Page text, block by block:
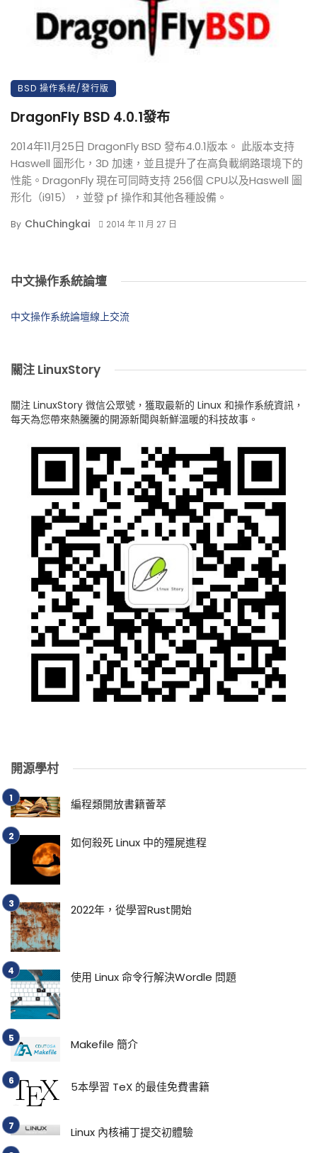
BSD 操作系統/發行版
DragonFly BSD 4.0.1發布
2014年11月25日 DragonFly BSD 發布4.0.1版本。 此版本支持
Haswell 圖形化，3D 加速，並且提升了在高負載網路環境下的
性能。DragonFly 現在可同時支持 256個 CPU以及Haswell 圖
形化（i915），並發 pf 操作和其他各種設備。
By ChuChingkai 2014 年 11 月 27 日
中文操作系統論壇
中文操作系統論壇線上交流
關注 LinuxStory
關注 LinuxStory 微信公眾號，獲取最新的 Linux 和操作系統資訊，
每天為您帶來熱騰騰的開源新聞與新鮮溫暖的科技故事。
開源學村
編程類開放書籍薈萃
如何殺死 Linux 中的殭屍進程
2022年，從學習Rust開始
使用 Linux 命令行解決Wordle 問題
Makefile 簡介
5本學習 TeX 的最佳免費書籍
Linux 內核補丁提交初體驗